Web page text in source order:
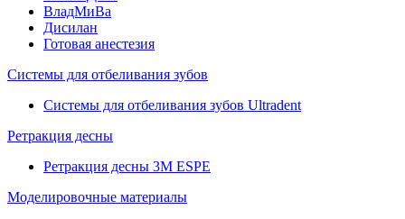
ВладМиВа
Дисилан
Готовая анестезия
Системы для отбеливания зубов
Системы для отбеливания зубов Ultradent
Ретракция десны
Ретракция десны 3M ESPE
Моделировочные материалы